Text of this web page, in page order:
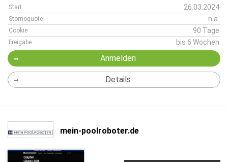
Start 26.03.2024
Stornoquote n.a.
Cookie 90 Tage
Freigabe bis 6 Wochen
Anmelden
Details
mein-poolroboter.de